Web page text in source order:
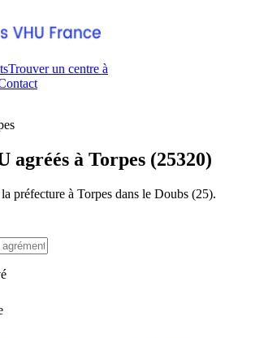
Trouver un centre à
agréés à Torpes (25320)
préfecture à Torpes dans le Doubs (25).